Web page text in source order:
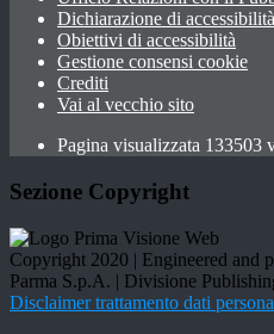
Dichiarazione di accessibilità
Obiettivi di accessibilità
Gestione consensi cookie
Crediti
Vai al vecchio sito
Pagina visualizzata 133503
Sezione Copyright
Copyright 2020 | Engineered and
Parma S.p.A. | Divisione
Disclaimer trattamento dati